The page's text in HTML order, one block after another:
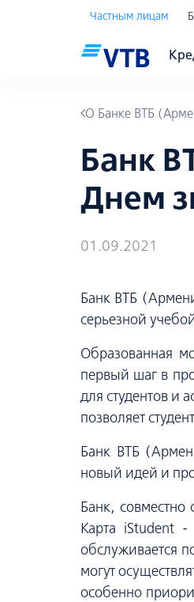
Частным лицам
О Банке ВТБ
Банк
Днем
01.09.2021
Банк ВТБ
серьезной
Образованная
первый шаг в
для студентов и
позволяет
Банк ВТБ
новый идей и
Банк,
Карта iStudent -
обслуживается
могут
особенно